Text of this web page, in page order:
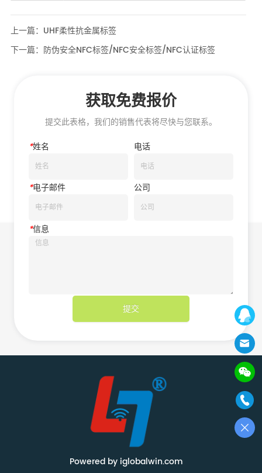
上一篇： UHF柔性抗金属标签
下一篇： 防伪安全NFC标签/NFC安全标签/NFC认证标签
获取免费报价
提交此表格，我们的销售代表将尽快与您联系。
*姓名 电话
*电子邮件 公司
*信息
提交
Powered by iglobalwin.com